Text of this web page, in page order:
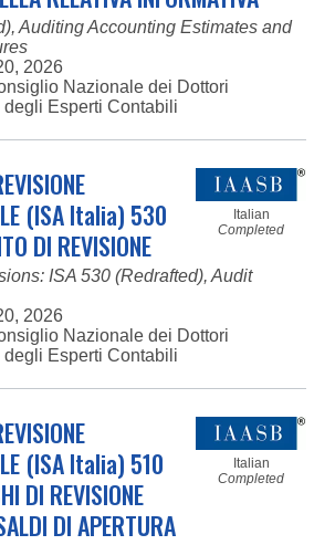
Auditing Accounting Estimates and
2026
Nazionale dei Dottori
Esperti Contabili
Italian
Completed
(ISA Italia) 530
DI REVISIONE
ISA 530 (Redrafted), Audit
2026
Nazionale dei Dottori
Esperti Contabili
Italian
Completed
(ISA Italia) 510
DI REVISIONE
DI APERTURA